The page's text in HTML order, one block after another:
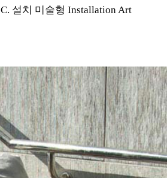
C. 설치 미술형 Installation Art